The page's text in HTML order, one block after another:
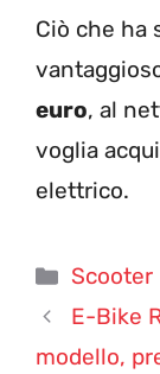
Ciò che ha
euro, al
voglia
elettrico.
Categorie
Scooter
E-Bike
modello,